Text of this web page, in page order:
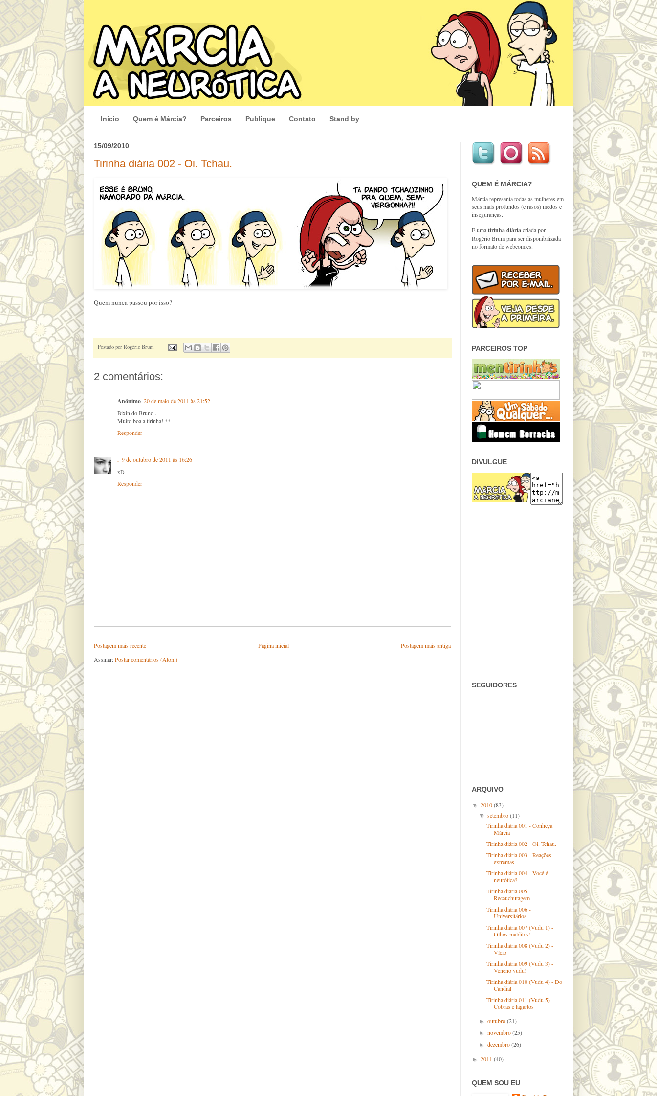
Início Quem é Márcia? Parceiros Publique Contato Stand by
15/09/2010
Tirinha diária 002 - Oi. Tchau.
Quem nunca passou por isso?
Postado por Rogério Brum
2 comentários:
Anônimo 20 de maio de 2011 às 21:52
Bixin do Bruno...
Muito boa a tirinha! **
Responder
. 9 de outubro de 2011 às 16:26
xD
Responder
Postagem mais recente Postagem mais antiga
Página inicial
Assinar:Postar comentários (Atom)
QUEM É MÁRCIA?
Márcia representa todas as mulheres em
seus mais profundos (e rasos) medos e
inseguranças.
É umatirinha diáriacriada por
Rogério Brum para ser disponibilizada
no formato de webcomics.
PARCEIROS TOP
DIVULGUE
SEGUIDORES
ARQUIVO
▼ 2010(83)
▼setembro(11)
Tirinha diária 001 - Conheça
Márcia
Tirinha diária 002 - Oi. Tchau.
Tirinha diária 003 - Reações
extremas
Tirinha diária 004 - Você é
neurótica?
Tirinha diária 005 -
Recauchutagem
Tirinha diária 006 -
Universitários
Tirinha diária 007 (Vudu 1) -
Olhos malditos!
Tirinha diária 008 (Vudu 2) -
Vício
Tirinha diária 009 (Vudu 3) -
Veneno vudu!
Tirinha diária 010 (Vudu 4) - Do
Candial
Tirinha diária 011 (Vudu 5) -
Cobras e lagartos
►outubro(21)
►novembro(25)
►dezembro(26)
► 2011 (40)
QUEM SOU EU